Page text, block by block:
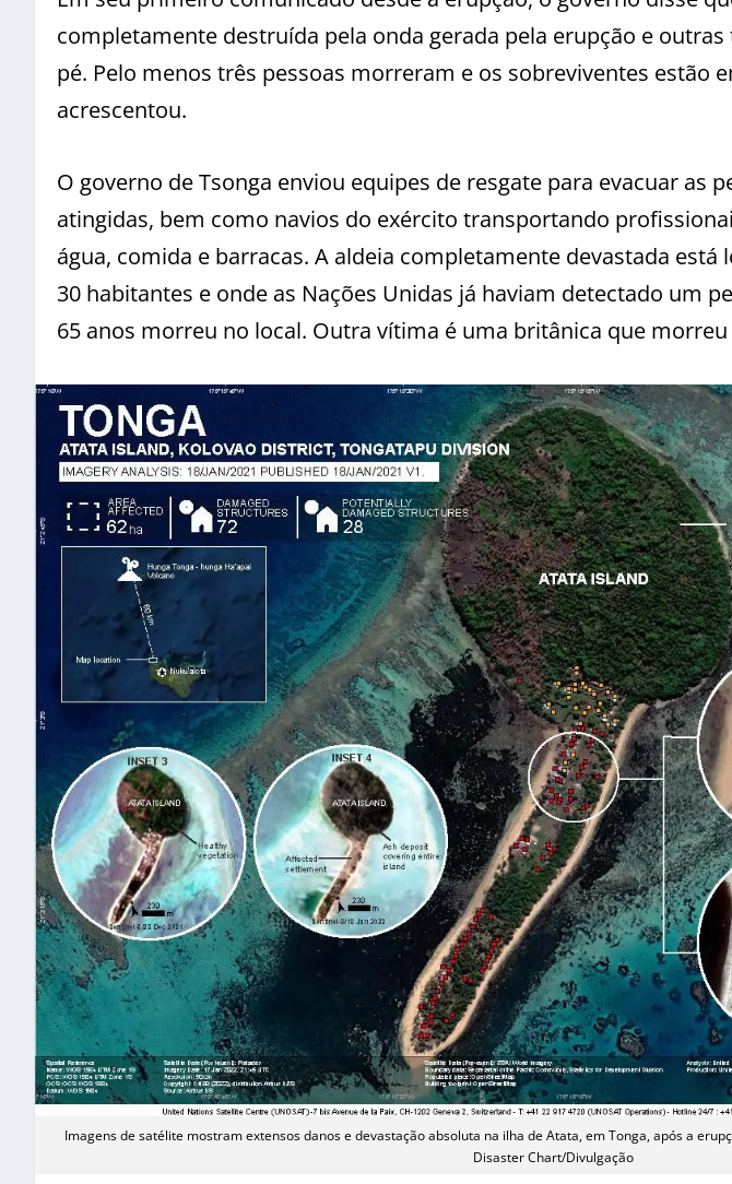
completamente destruída pela onda gerada pela erupção e
pé. Pelo menos três pessoas morreram e os sobreviventes estão
acrescentou.
O governo de Tsonga enviou equipes de resgate para evacuar as
atingidas, bem como navios do exército transportando
água, comida e barracas. A aldeia completamente devastada está
30 habitantes e onde as Nações Unidas já haviam detectado um
65 anos morreu no local. Outra vítima é uma britânica que morreu
Imagens de satélite mostram extensos danos e devastação absoluta na ilha de Atata, em Tonga, após a
Disaster Chart/Divulgação